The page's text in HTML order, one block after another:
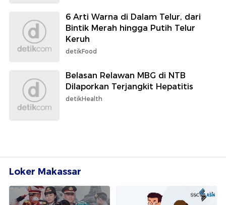
6 Arti Warna di Dalam Telur, dari
Bintik Merah hingga Putih Telur
Keruh
detikFood
Belasan Relawan MBG di NTB
Dilaporkan Terjangkit Hepatitis
detikHealth
Loker Makassar